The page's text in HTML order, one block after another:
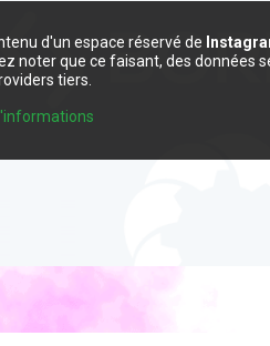
d'un espace réservé de
noter que ce faisant, des données
tiers.